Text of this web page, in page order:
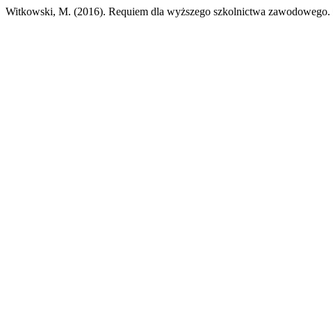
Witkowski, M. (2016). Requiem dla wyższego szkolnictwa zawodowego.